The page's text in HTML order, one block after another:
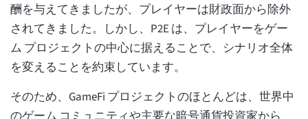
酬を与えてきましたが、プレイヤーは財政面から除外
されてきました。しかし、P2E は、プレイヤーをゲー
ム プロジェクトの中心に据えることで、シナリオ全体
を変えることを約束しています。
そのため、GameFi プロジェクトのほとんどは、世界中